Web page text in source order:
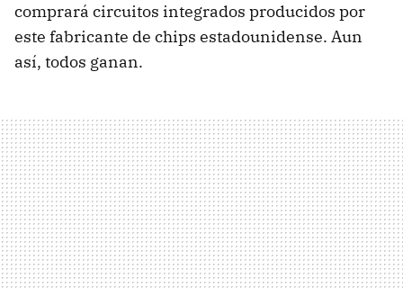
comprará circuitos integrados producidos por
este fabricante de chips estadounidense. Aun
así, todos ganan.